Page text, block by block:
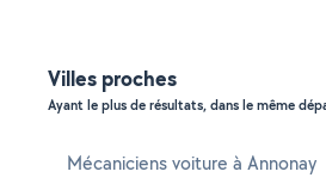
Villes proches
Ayant le plus de résultats, dans le même
Mécaniciens voiture à Annonay